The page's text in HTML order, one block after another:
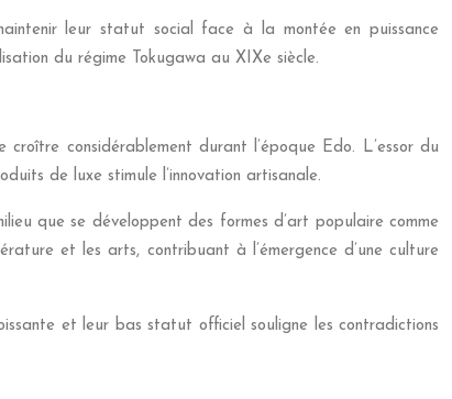
leur statut social face à la montée en puissance
du régime Tokugawa au XIXe siècle.
considérablement durant l’époque Edo. L’essor du
de luxe stimule l’innovation artisanale.
que se développent des formes d’art populaire comme
et les arts, contribuant à l’émergence d’une culture
et leur bas statut officiel souligne les contradictions